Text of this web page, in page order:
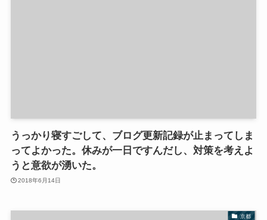
うっかり寝すごして、ブログ更新記録が止まってしま
ってよかった。休みが一日ですんだし、対策を考えよ
うと意欲が湧いた。
2018年6月14日
京都